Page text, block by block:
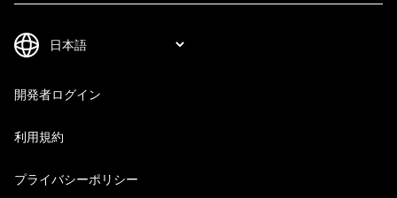
開発者ログイン
利用規約
プライバシーポリシー